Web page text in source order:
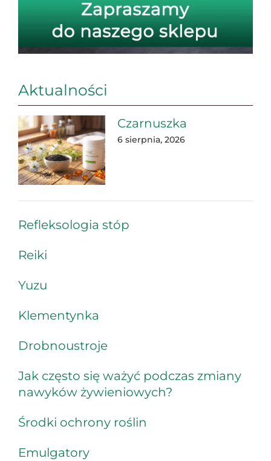
Aktualności
Czarnuszka
6 sierpnia, 2026
Refleksologia stóp
Reiki
Yuzu
Klementynka
Drobnoustroje
Jak często się ważyć podczas zmiany
nawyków żywieniowych?
Środki ochrony roślin
Emulgatory